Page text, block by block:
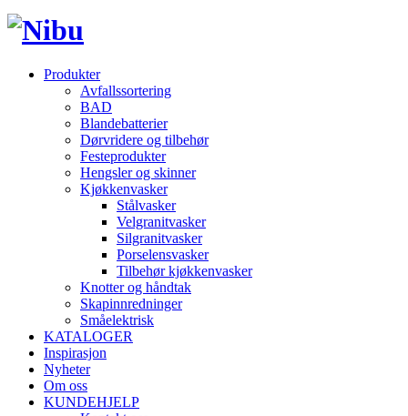
Produkter
Avfallssortering
BAD
Blandebatterier
Dørvridere og tilbehør
Festeprodukter
Hengsler og skinner
Kjøkkenvasker
Stålvasker
Velgranitvasker
Silgranitvasker
Porselensvasker
Tilbehør kjøkkenvasker
Knotter og håndtak
Skapinnredninger
Småelektrisk
KATALOGER
Inspirasjon
Nyheter
Om oss
KUNDEHJELP